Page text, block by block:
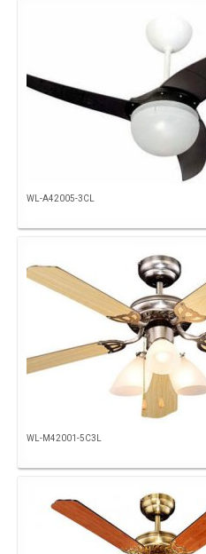
WL-A42005-3CL
WL-M42001-5C3L